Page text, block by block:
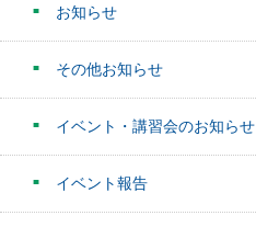
お知らせ
その他お知らせ
イベント・講習会のお知らせ
イベント報告